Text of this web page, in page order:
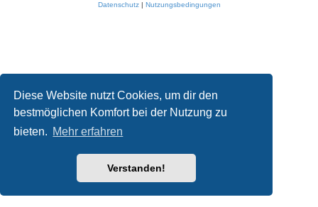
Diese Website nutzt Cookies, um dir den
bestmöglichen Komfort bei der Nutzung zu
bieten. Mehr erfahren
Verstanden!
Datenschutz| Nutzungsbedingungen